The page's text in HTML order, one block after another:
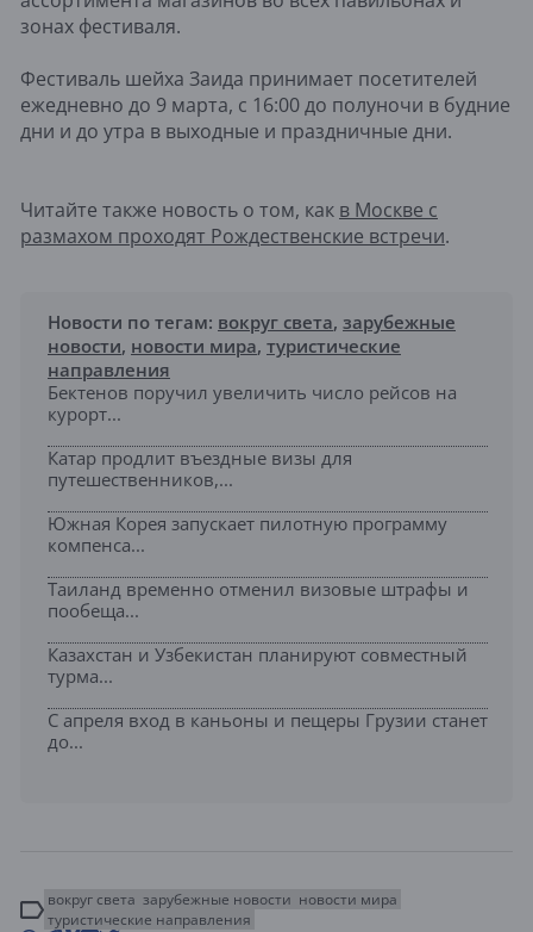
зонах фестиваля.
Фестиваль шейха Заида принимает посетителей
ежедневно до 9 марта, с 16:00 до полуночи в будние
дни и до утра в выходные и праздничные дни.
Читайте также новость о том, как в Москве с
размахом проходят Рождественские встречи.
Новости по тегам: вокруг света, зарубежные
новости, новости мира, туристические
направления
Бектенов поручил увеличить число рейсов на
курорт...
Катар продлит въездные визы для
путешественников,...
Южная Корея запускает пилотную программу
компенса...
Таиланд временно отменил визовые штрафы и
пообеща...
Казахстан и Узбекистан планируют совместный
турма...
С апреля вход в каньоны и пещеры Грузии станет
до...
вокруг света зарубежные новости новости мира
туристические направления